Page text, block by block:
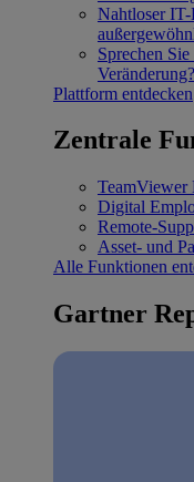
Nahtloser
Sprechen
Veränderung?
Plattform entdecken
Zentrale
TeamViewer
Digital
Remote-
Asset- und
Alle Funktionen
Gartner